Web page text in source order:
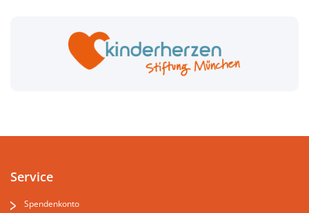
Service
Spendenkonto